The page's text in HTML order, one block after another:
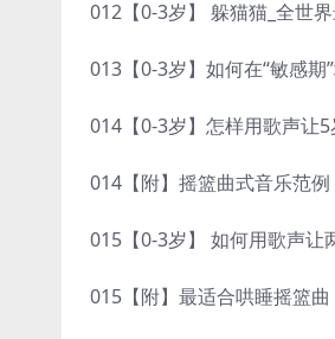
012【0-3岁】 躲猫猫_全世
013【0-3岁】如何在“敏感
014【0-3岁】怎样用歌声让
014【附】摇篮曲式音乐范
015【0-3岁】 如何用歌声
015【附】最适合哄睡摇篮